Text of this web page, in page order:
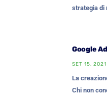
strategia di
Google
SET 15, 2021
La
Chi non